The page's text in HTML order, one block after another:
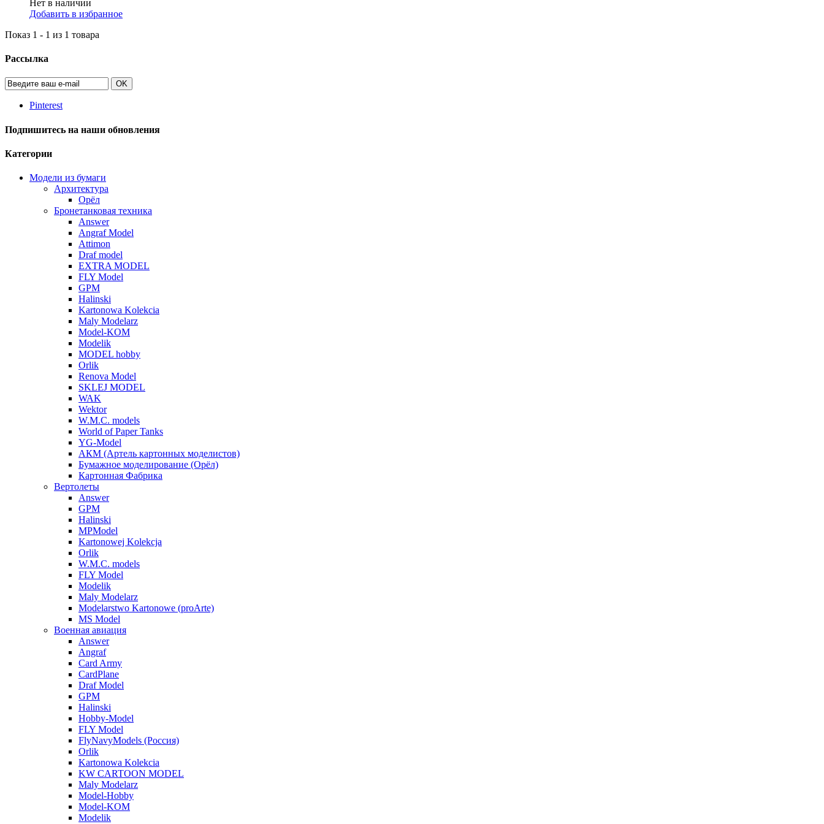
Нет в наличии
Добавить в избранное
Показ 1 - 1 из 1 товара
Рассылка
OK
Pinterest
Подпишитесь на наши обновления
Категории
Модели из бумаги
Архитектура
Орёл
Бронетанковая техника
Answer
Angraf Model
Attimon
Draf model
EXTRA MODEL
FLY Model
GPM
Halinski
Kartonowa Kolekcia
Maly Modelarz
Model-KOM
Modelik
MODEL hobby
Orlik
Renova Model
SKLEJ MODEL
WAK
Wektor
W.M.C. models
World of Paper Tanks
YG-Model
АКМ (Артель картонных моделистов)
Бумажное моделирование (Орёл)
Картонная Фабрика
Вертолеты
Answer
GPM
Halinski
MPModel
Kartonowej Kolekcja
Orlik
W.M.C. models
FLY Model
Modelik
Maly Modelarz
Modelarstwo Kartonowe (proArte)
MS Model
Военная авиация
Answer
Angraf
Card Army
CardPlane
Draf Model
GPM
Halinski
Hobby-Model
FLY Model
FlyNavyModels (Россия)
Orlik
Kartonowa Kolekcia
KW CARTOON MODEL
Maly Modelarz
Model-Hobby
Model-KOM
Modelik